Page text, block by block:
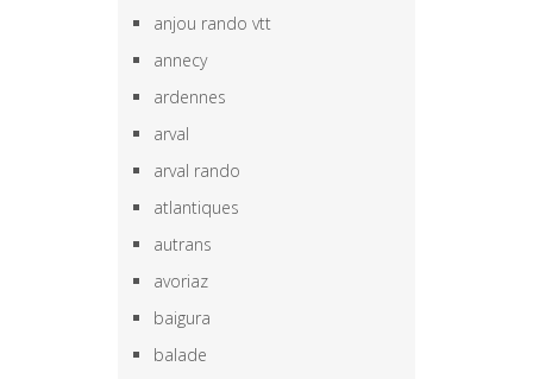
anjou rando vtt
annecy
ardennes
arval
arval rando
atlantiques
autrans
avoriaz
baigura
balade